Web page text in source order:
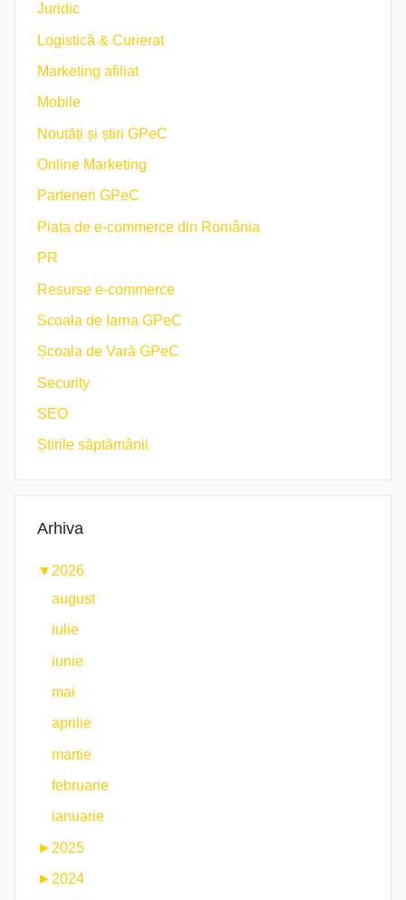
Juridic
Logistică & Curierat
Marketing afiliat
Mobile
Noutăți și știri GPeC
Online Marketing
Parteneri GPeC
Piața de e-commerce din România
PR
Resurse e-commerce
Scoala de Iarna GPeC
Școala de Vară GPeC
Security
SEO
Știrile săptămânii
Arhiva
▼ 2026
august
iulie
iunie
mai
aprilie
martie
februarie
ianuarie
► 2025
► 2024